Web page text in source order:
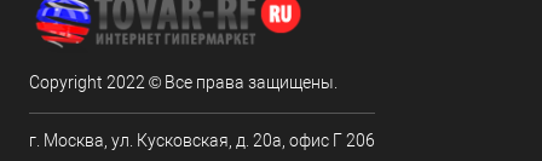
Copyright 2022 © Все права защищены.
г. Москва, ул. Кусковская, д. 20а, офис Г 206